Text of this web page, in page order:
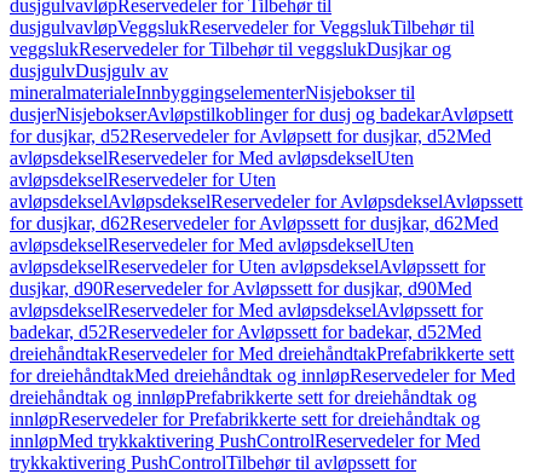
dusjgulvavløpReservedeler for Tilbehør til
dusjgulvavløpVeggslukReservedeler for VeggslukTilbehør til
veggslukReservedeler for Tilbehør til veggslukDusjkar og
dusjgulvDusjgulv av
mineralmaterialeInnbyggingselementerNisjebokser til
dusjerNisjebokserAvløpstilkoblinger for dusj og badekarAvløpsett
for dusjkar, d52Reservedeler for Avløpsett for dusjkar, d52Med
avløpsdekselReservedeler for Med avløpsdekselUten
avløpsdekselReservedeler for Uten
avløpsdekselAvløpsdekselReservedeler for AvløpsdekselAvløpssett
for dusjkar, d62Reservedeler for Avløpssett for dusjkar, d62Med
avløpsdekselReservedeler for Med avløpsdekselUten
avløpsdekselReservedeler for Uten avløpsdekselAvløpssett for
dusjkar, d90Reservedeler for Avløpssett for dusjkar, d90Med
avløpsdekselReservedeler for Med avløpsdekselAvløpssett for
badekar, d52Reservedeler for Avløpssett for badekar, d52Med
dreiehåndtakReservedeler for Med dreiehåndtakPrefabrikkerte sett
for dreiehåndtakMed dreiehåndtak og innløpReservedeler for Med
dreiehåndtak og innløpPrefabrikkerte sett for dreiehåndtak og
innløpReservedeler for Prefabrikkerte sett for dreiehåndtak og
innløpMed trykkaktivering PushControlReservedeler for Med
trykkaktivering PushControlTilbehør til avløpssett for